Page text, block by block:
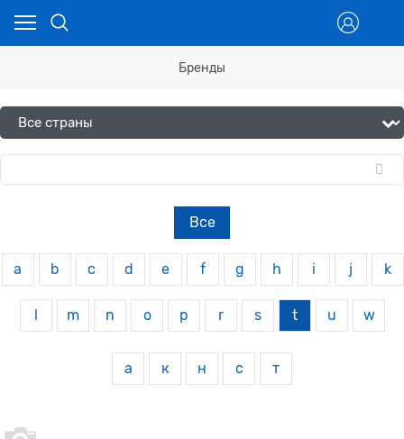
Бренды
Все
a b c d e f g h i j k
m n o p r s t u w
а к н с т